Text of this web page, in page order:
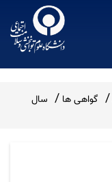
گواهی ها
سال